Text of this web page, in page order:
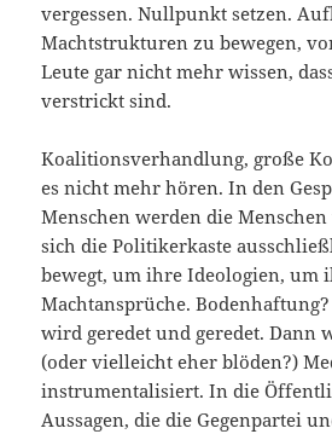
vergessen. Nullpunkt setzen.
Machtstrukturen zu bewegen,
Leute gar nicht mehr wissen,
verstrickt sind.
Koalitionsverhandlung, große
es nicht mehr hören. In den
Menschen werden die
sich die Politikerkaste
bewegt, um ihre Ideologien, um
Machtansprüche. Bodenhaftung?
wird geredet und geredet. Dann
(oder vielleicht eher blöden?)
instrumentalisiert. In die
Aussagen, die die Gegenpartei